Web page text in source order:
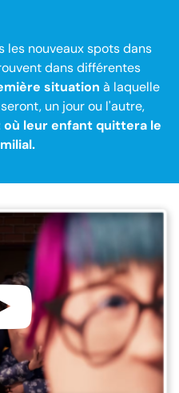
les nouveaux spots dans
dans différentes
situation à laquelle
un jour ou l'autre,
où leur enfant quittera le